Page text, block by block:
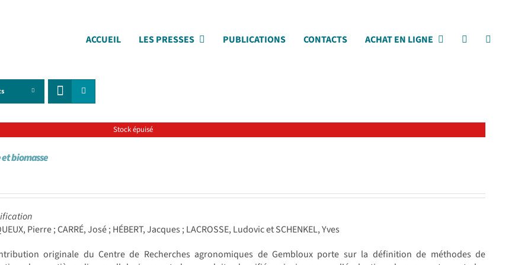
ACCUEIL LES PRESSES PUBLICATIONS CONTACTS ACHAT EN LIGNE
Stock épuisé
biomasse
Pierre ; CARRÉ, José ; HÉBERT, Jacques ; LACROSSE, Ludovic et SCHENKEL, Yves
originale du Centre de Recherches agronomiques de Gembloux porte sur la définition de méthodes de